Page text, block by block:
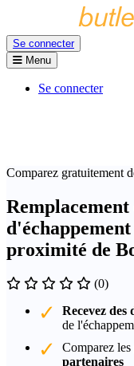
Se connecter
Menu
Se connecter
Comparez gratuitement
proximité de
(0)
Recevez des
de
Comparez
partenaires